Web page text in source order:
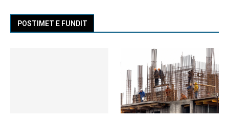
POSTIMET E FUNDIT